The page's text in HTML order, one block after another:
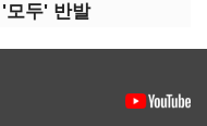
모두' 반발